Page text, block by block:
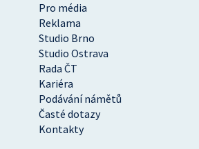
Pro média
Reklama
Studio Brno
Studio Ostrava
Rada ČT
Kariéra
Podávání námětů
Časté dotazy
Kontakty